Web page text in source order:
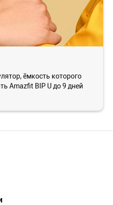
ёмкость которого
Amazfit BIP U до 9 дней